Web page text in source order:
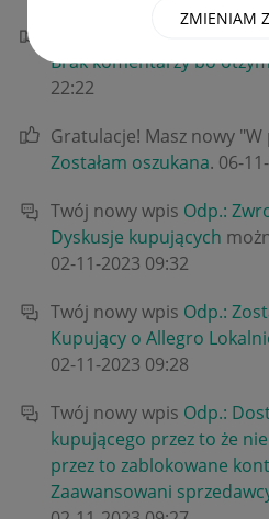
ZMIENIAM
Brak komentarzy bo
22:22
Gratulacje! Masz nowy
Zostałam oszukana. ‎06-
Twój nowy wpis Odp.:
Dyskusje kupujących
‎02-11-2023 09:32
Twój nowy wpis Odp.:
Kupujący o Allegro
‎02-11-2023 09:28
Twój nowy wpis Odp.:
kupującego przez to że
przez to zablokowane
Zaawansowani